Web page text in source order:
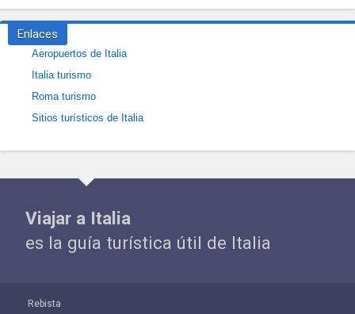
Enlaces
Aeropuertos de Italia
Italia turismo
Roma turismo
Sitios turísticos de Italia
Viajar a Italia
es la guía turística útil de Italia
Rebista